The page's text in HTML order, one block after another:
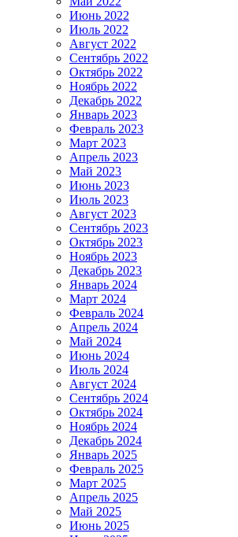
Июнь 2022
Июль 2022
Август 2022
Сентябрь 2022
Октябрь 2022
Ноябрь 2022
Декабрь 2022
Январь 2023
Февраль 2023
Март 2023
Апрель 2023
Май 2023
Июнь 2023
Июль 2023
Август 2023
Сентябрь 2023
Октябрь 2023
Ноябрь 2023
Декабрь 2023
Январь 2024
Март 2024
Февраль 2024
Апрель 2024
Май 2024
Июнь 2024
Июль 2024
Август 2024
Сентябрь 2024
Октябрь 2024
Ноябрь 2024
Декабрь 2024
Январь 2025
Февраль 2025
Март 2025
Апрель 2025
Май 2025
Июнь 2025